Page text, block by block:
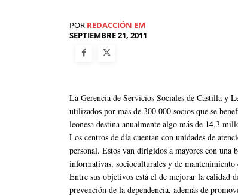
POR REDACCIÓN EM
SEPTIEMBRE 21, 2011
La Gerencia de Servicios Sociales de Castilla y
utilizados por más de 300.000 socios que se
leonesa destina anualmente algo más de 14,3
Los centros de día cuentan con unidades de
personal. Estos van dirigidos a mayores con una
informativas, socioculturales y de
Entre sus objetivos está el de mejorar la
prevención de la dependencia, además de